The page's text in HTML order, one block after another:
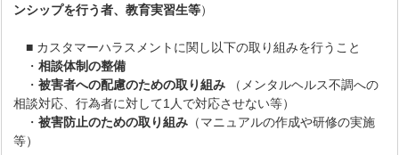
ンシップを行う者、教育実習生等）
■ カスタマーハラスメントに関し以下の取り組みを行うこと
・相談体制の整備
・被害者への配慮のための取り組み （メンタルヘルス不調への
相談対応、行為者に対して1人で対応させない等）
・被害防止のための取り組み （マニュアルの作成や研修の実施
等）